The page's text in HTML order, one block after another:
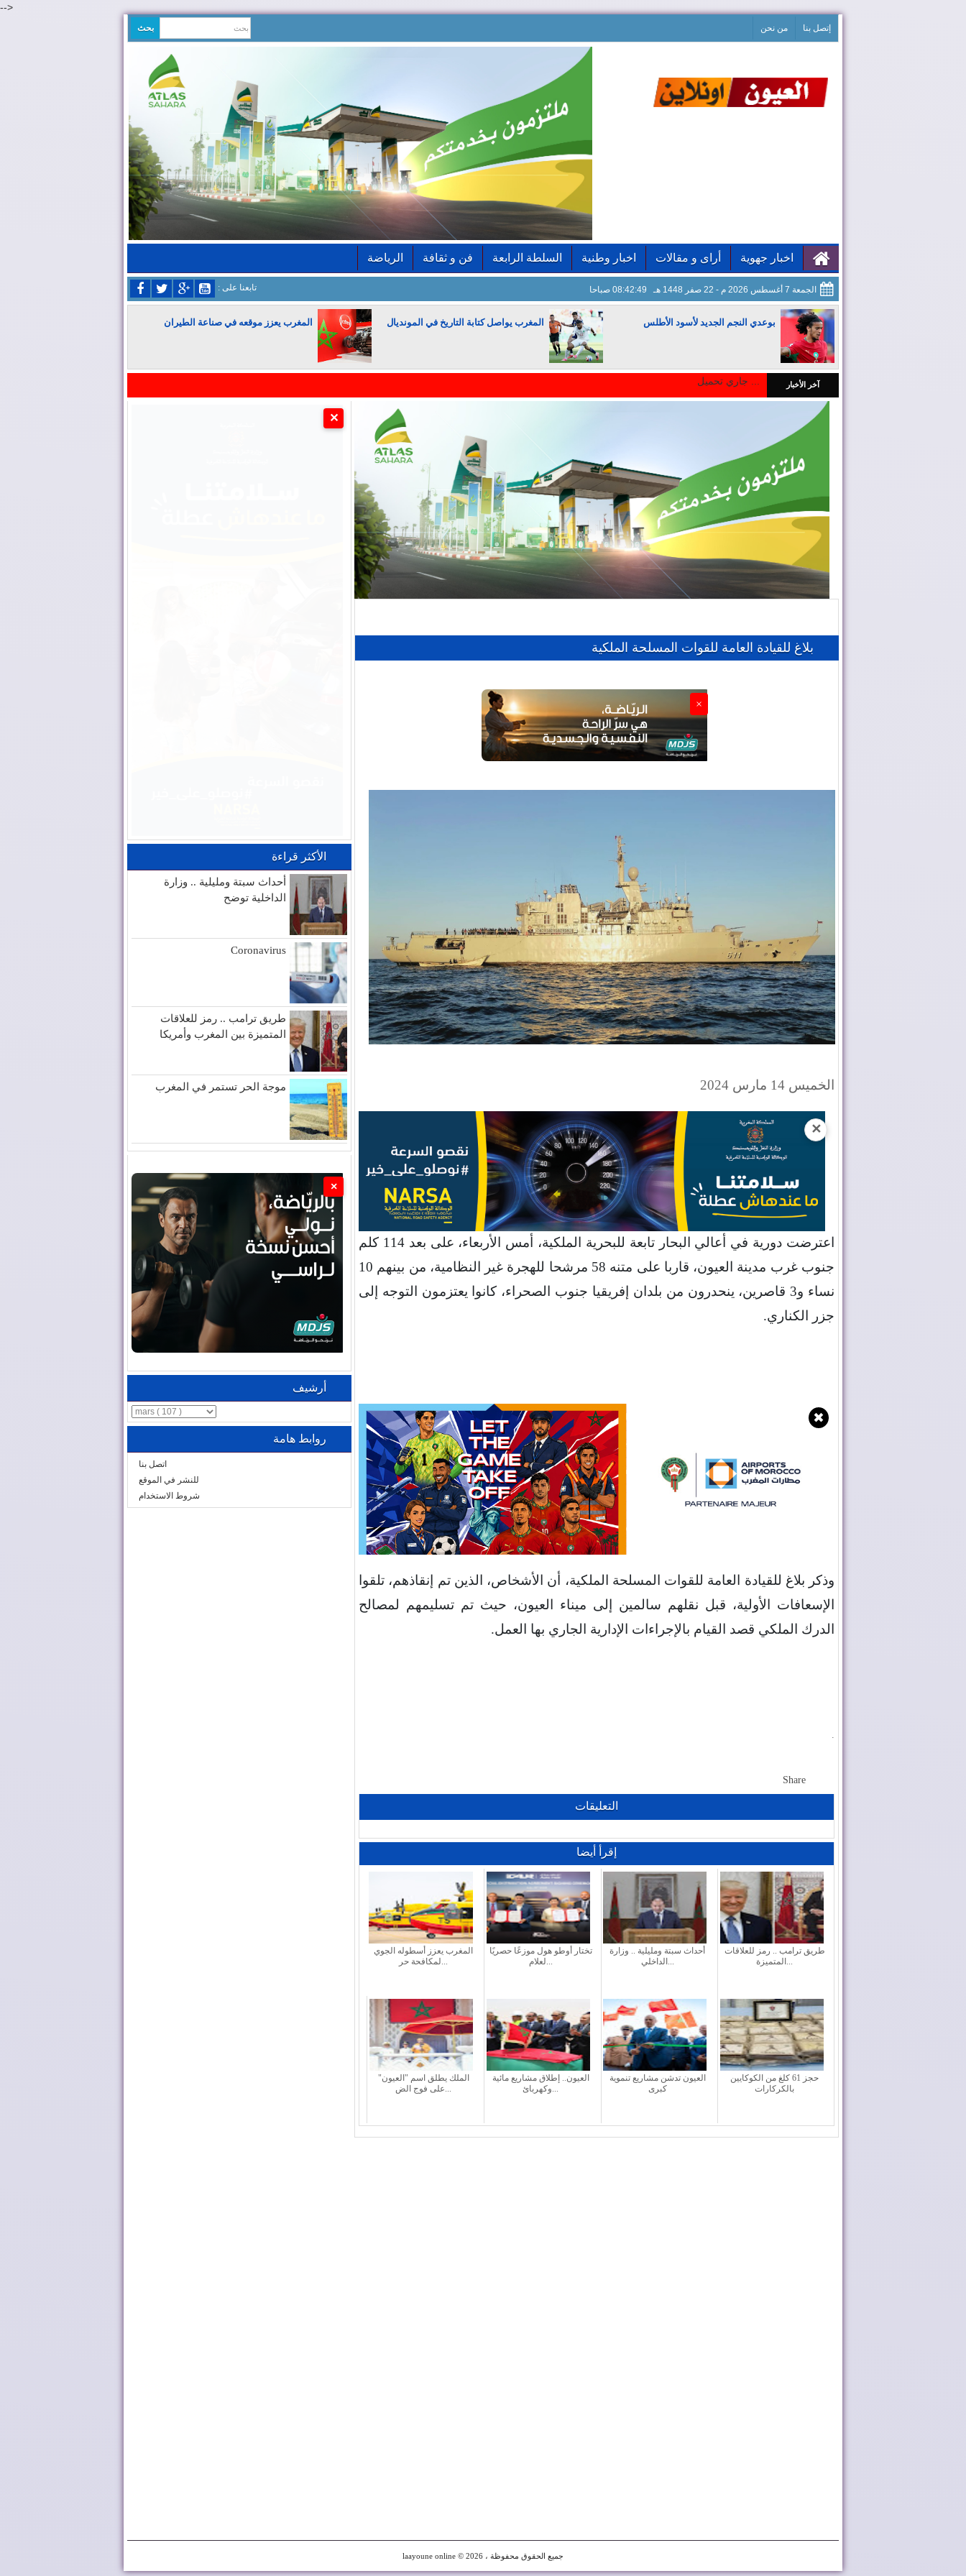
-->
إتصل بنا من نحن
اخبار جهوية أراى و مقالات اخبار وطنية السلطة الرابعة فن و ثقافة الرياضة
الجمعة 7 أغسطس 2026 م - 22 صفر 1448 هـ 08:42:50 صباحا : تابعنا على
بوعدي النجم الجديد لأسود الأطلس المغرب يواصل كتابة التاريخ في المونديال المغرب يعزز موقعه في صناعة الطيران
المغرب يجذب كبار المستثمرين آخر الأخبار
بلاغ للقيادة العامة للقوات المسلحة الملكية
×
الخميس 14 مارس 2024
✕
اعترضت دورية في أعالي البحار تابعة للبحرية الملكية، أمس الأربعاء، على بعد 114 كلم
جنوب غرب مدينة العيون، قاربا على متنه 58 مرشحا للهجرة غير النظامية، من بينهم 10
نساء و3 قاصرين، ينحدرون من بلدان إفريقيا جنوب الصحراء، كانوا يعتزمون التوجه إلى
جزر الكناري.
✖
وذكر بلاغ للقيادة العامة للقوات المسلحة الملكية، أن الأشخاص، الذين تم إنقاذهم، تلقوا
الإسعافات الأولية، قبل نقلهم سالمين إلى ميناء العيون، حيث تم تسليمهم لمصالح
الدرك الملكي قصد القيام بالإجراءات الإدارية الجاري بها العمل.
Share
التعليقات
إقرأ أيضا
المغرب يعزز أسطوله الجوي
لمكافحة حر...
تختار أوطو هول موزعًا حصريًا
لعلام...
أحداث سبتة ومليلية .. وزارة
الداخلي...
طريق ترامب .. رمز للعلاقات
المتميزة...
الملك يطلق اسم "العيون"
على فوج الض...
العيون.. إطلاق مشاريع مائية
وكهربائ...
العيون تدشن مشاريع تنموية
كبرى
حجز 61 كلغ من الكوكايين
بالكركارات
✕
الأكثر قراءة
أحداث سبتة ومليلية .. وزارة
الداخلية توضح
Coronavirus
طريق ترامب .. رمز للعلاقات
المتميزة بين المغرب وأمريكا
موجة الحر تستمر في المغرب
×
أرشيف
روابط هامة
اتصل بنا
للنشر في الموقع
شروط الاستخدام
laayoune online © 2026 ، جميع الحقوق محفوظة